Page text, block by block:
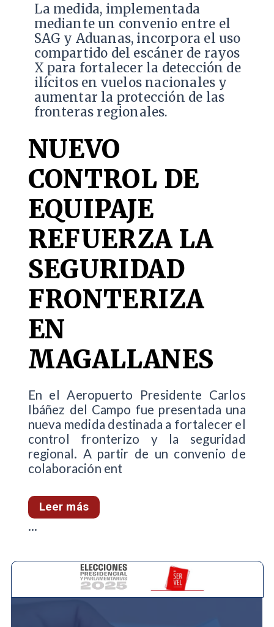
La medida, implementada
mediante un convenio entre el
SAG y Aduanas, incorpora el uso
compartido del escáner de rayos
X para fortalecer la detección de
ilícitos en vuelos nacionales y
aumentar la protección de las
fronteras regionales.
NUEVO
CONTROL DE
EQUIPAJE
REFUERZA LA
SEGURIDAD
FRONTERIZA
EN
MAGALLANES
En el Aeropuerto Presidente Carlos
Ibáñez del Campo fue presentada una
nueva medida destinada a fortalecer el
control fronterizo y la seguridad
regional. A partir de un convenio de
colaboración ent
Leer más
...